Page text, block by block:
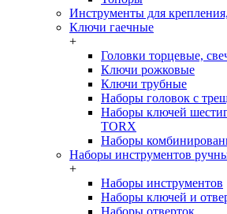
Инструменты для
Ключи гаечные
+
Головки торцевые,
Ключи рожковые
Ключи трубные
Наборы головок c
Наборы ключей
TORX
Наборы
Наборы инструментов
+
Наборы инструментов
Наборы ключей и
Наборы отверток